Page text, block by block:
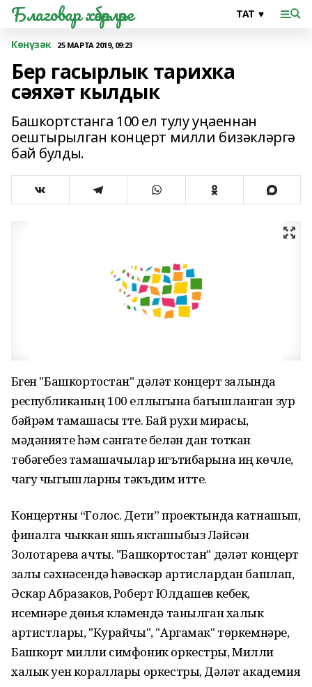
Благовар хәбәрләре
Көнүзәк 25 МАРТА 2019, 09:23
Бер гасырлык тарихка
сәяхәт кылдык
Башкортстанга 100 ел тулу уңаеннан
оештырылган концерт милли бизәкләргә
бай булды.
Бүген "Башкортостан" дәүләт концерт залында
республиканың 100 еллыгына багышланган зур
бәйрәм тамашасы үтте. Бай рухи мирасы,
мәдәнияте һәм сәнгате белән дан тоткан
төбәгебез тамашачылар игътибарына иң көчле,
чагу чыгышларны тәкъдим итте.
Концертны “Голос. Дети” проектында катнашып,
финалга чыккан яшь якташыбыз Ләйсән
Золотарева ачты. "Башкортостан" дәүләт концерт
залы сәхнәсендә һәвәскәр артислардан башлап,
Әскар Абразаков, Роберт Юлдашев кебек,
исемнәре дөнья күләмендә танылган халык
артистлары, "Курайчы", "Аргамак" төркемнәре,
Башкорт милли симфоник оркестры, Милли
халык уен кораллары оркестры, Дәүләт академия